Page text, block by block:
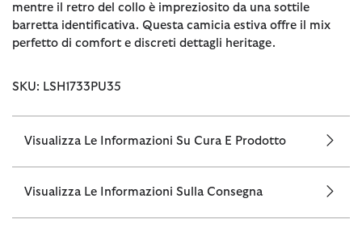
mentre il retro del collo è impreziosito da una sottile
barretta identificativa. Questa camicia estiva offre il mix
perfetto di comfort e discreti dettagli heritage.
SKU: LSH1733PU35
Visualizza Le Informazioni Su Cura E Prodotto
Visualizza Le Informazioni Sulla Consegna